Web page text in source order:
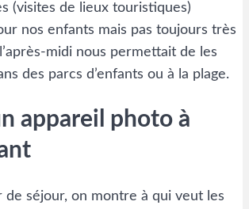
(visites de lieux touristiques)
nos enfants mais pas toujours très
midi nous permettait de les
des parcs d’enfants ou à la plage.
appareil photo à
de séjour, on montre à qui veut les